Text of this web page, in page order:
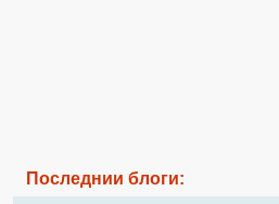
Последнии блоги: